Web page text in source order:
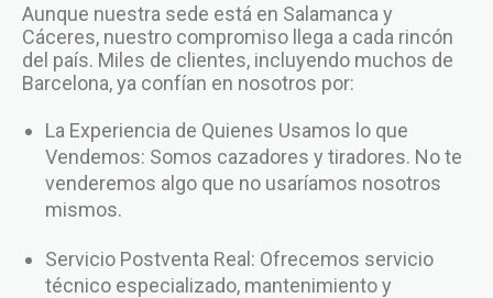
Aunque nuestra sede está en Salamanca y
Cáceres, nuestro compromiso llega a cada rincón
del país. Miles de clientes, incluyendo muchos de
Barcelona, ya confían en nosotros por:
La Experiencia de Quienes Usamos lo que
Vendemos: Somos cazadores y tiradores. No te
venderemos algo que no usaríamos nosotros
mismos.
Servicio Postventa Real: Ofrecemos servicio
técnico especializado, mantenimiento y